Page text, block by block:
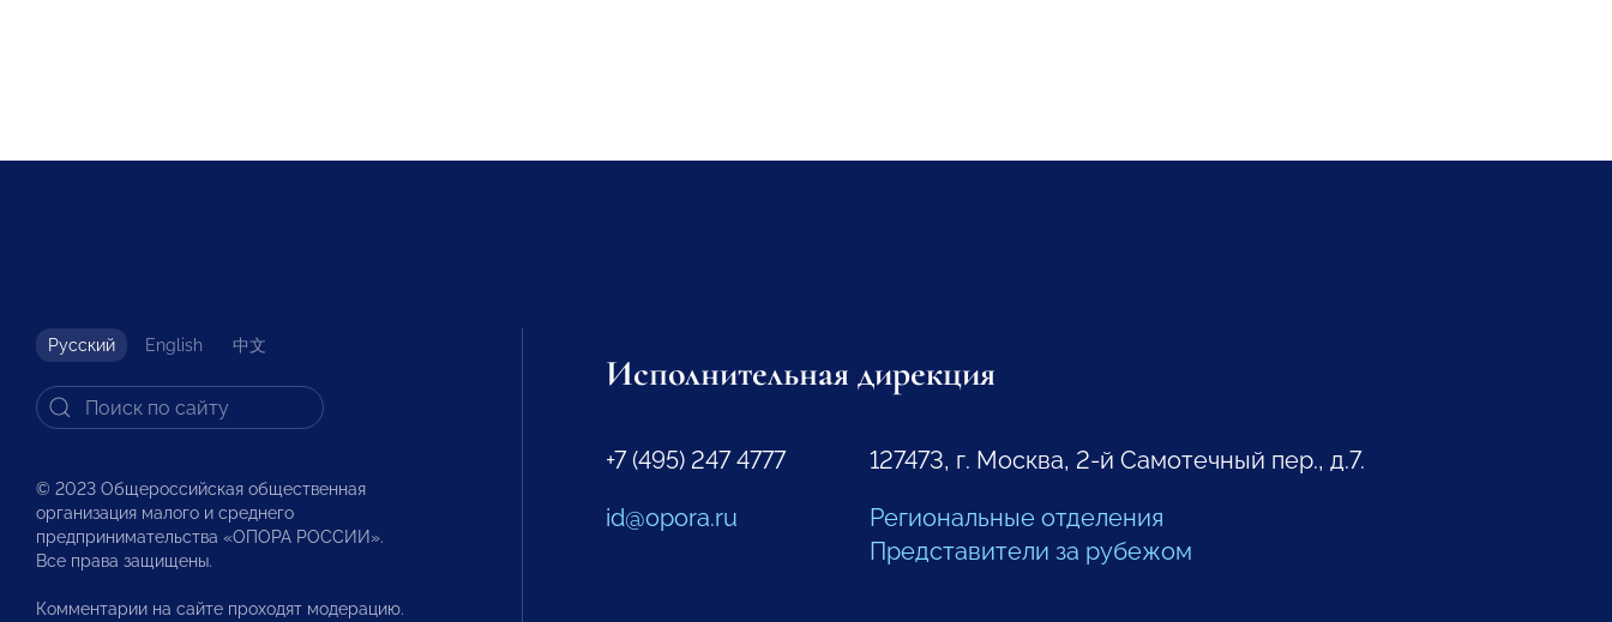
Русский English 中文
© 2023 Общероссийская общественная
организация малого и среднего
предпринимательства «ОПОРА РОССИИ».
Все права защищены.
Комментарии на сайте проходят модерацию.
Исполнительная дирекция
+7 (495) 247 4777
id@opora.ru
127473, г. Москва, 2-й Самотечный пер., д.7.
Региональные отделения
Представители за рубежом